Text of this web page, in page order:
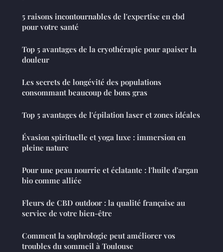
5 raisons incontournables de l'expertise en cbd
pour votre santé
Top 5 avantages de la cryothérapie pour apaiser la
douleur
Les secrets de longévité des populations
consommant beaucoup de bons gras
Top 5 avantages de l'épilation laser et zones idéales
Évasion spirituelle et yoga luxe : immersion en
pleine nature
Pour une peau nourrie et éclatante : l'huile d'argan
bio comme alliée
Fleurs de CBD outdoor : la qualité française au
service de votre bien-être
Comment la sophrologie peut améliorer vos
troubles du sommeil à Toulouse